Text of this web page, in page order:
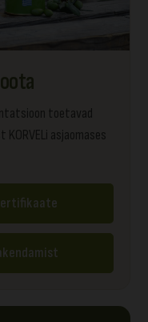
toetavad
asjaomases